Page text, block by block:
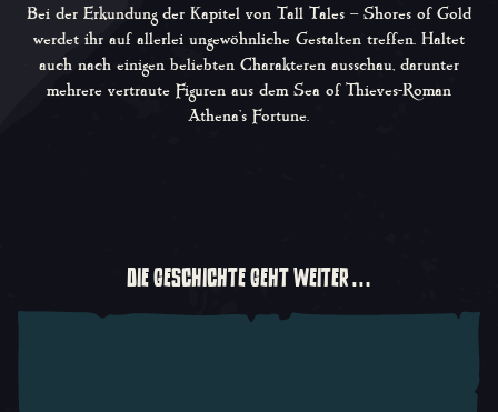
Bei der Erkundung der Kapitel von Tall Tales –Shores of Gold
werdet ihr auf allerlei ungewöhnliche Gestalten treffen. Haltet
auch nach einigen beliebten Charakteren ausschau, darunter
mehrere vertraute Figuren aus demSea of Thieves-Roman
Athena’s Fortune.
DIE GESCHICHTE GEHT WEITER …